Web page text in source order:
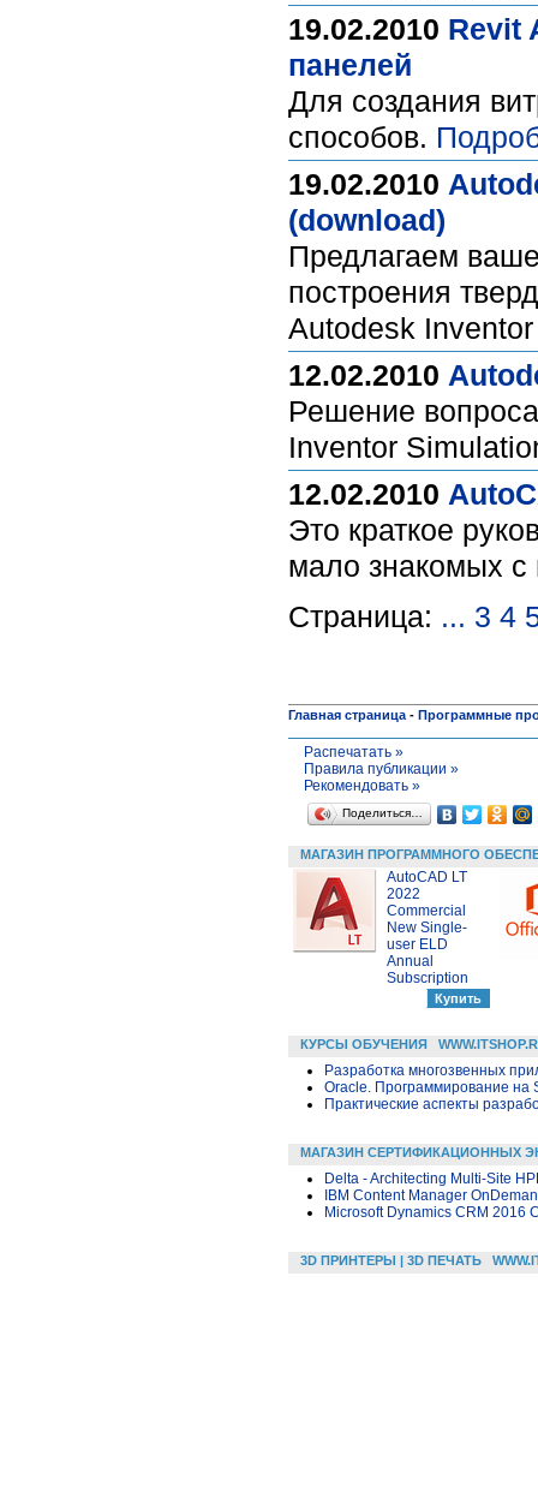
19.02.2010 Revit
панелей
Для создания
способов.
19.02.2010
(download)
Предлагаем
построения
Autodesk
12.02.2010
Решение
Inventor
12.02.2010
Это краткое
мало знакомых
Страница: ... 3 4
Главная страница - Программные
Распечатать »
Правила публикации »
Рекомендовать »
Поделиться…
МАГАЗИН ПРОГРАММНОГО
AutoCAD LT
2022
Commercial
New Single-
user ELD
Annual
Subscription
КУРСЫ ОБУЧЕНИЯ
Разработка многозвенных
Oracle. Программирование на
Практические аспекты
МАГАЗИН СЕРТИФИКАЦИОННЫХ
Delta - Architecting Multi-Site
IBM Content Manager
Microsoft Dynamics CRM 2016
3D ПРИНТЕРЫ | 3D ПЕЧАТЬ